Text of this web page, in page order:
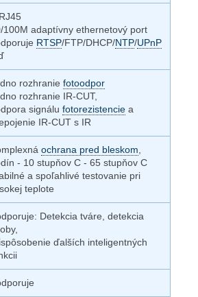
100M adaptívny ethernetový port
RTSP/FTP/DHCP/NTP/UPnP
rozhranie fotoodpor
rozhranie IR-CUT,
signálu fotorezistencie a
IR-CUT s IR
ochrana pred bleskom,
- 10 stupňov C - 65 stupňov C
a spoľahlivé testovanie pri
teplote
Detekcia tváre, detekcia
ďalších inteligentných